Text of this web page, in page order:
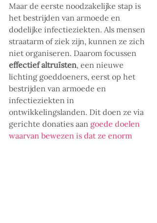
Maar de eerste noodzakelijke stap is
het bestrijden van armoede en
dodelijke infectieziekten. Als mensen
straatarm of ziek zijn, kunnen ze zich
niet organiseren. Daarom focussen
effectief altruïsten, een nieuwe
lichting goeddoeners, eerst op het
bestrijden van armoede en
infectieziekten in
ontwikkelingslanden. Dit doen ze via
gerichte donaties aan goede doelen
waarvan bewezen is dat ze enorm